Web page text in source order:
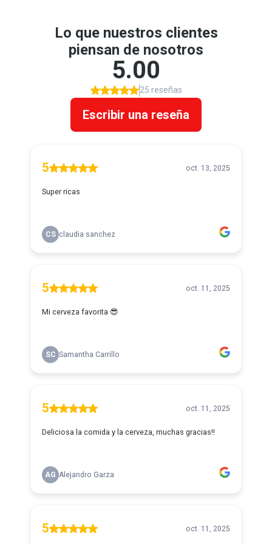
Lo que nuestros clientes
piensan de nosotros
5.00
25 reseñas
Escribir una reseña
5 oct. 13, 2025
Super ricas
CS claudia sanchez
5 oct. 11, 2025
Mi cerveza favorita 😎
SC Samantha Carrillo
5 oct. 11, 2025
Deliciosa la comida y la cerveza, muchas gracias!!
AG Alejandro Garza
5 oct. 11, 2025